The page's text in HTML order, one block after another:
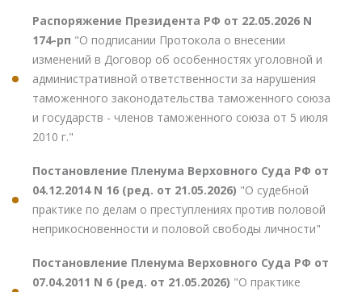
Распоряжение Президента РФ от 22.05.2026 N
174-рп "О подписании Протокола о внесении
изменений в Договор об особенностях уголовной и
административной ответственности за нарушения
таможенного законодательства таможенного союза
и государств - членов таможенного союза от 5 июля
2010 г."
Постановление Пленума Верховного Суда РФ от
04.12.2014 N 16 (ред. от 21.05.2026) "О судебной
практике по делам о преступлениях против половой
неприкосновенности и половой свободы личности"
Постановление Пленума Верховного Суда РФ от
07.04.2011 N 6 (ред. от 21.05.2026) "О практике